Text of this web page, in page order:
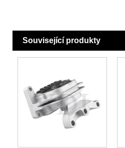
Související produkty